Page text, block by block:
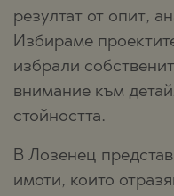
резултат от опит,
Избираме
избрали
внимание към
стойността.
В Лозенец
имоти, които